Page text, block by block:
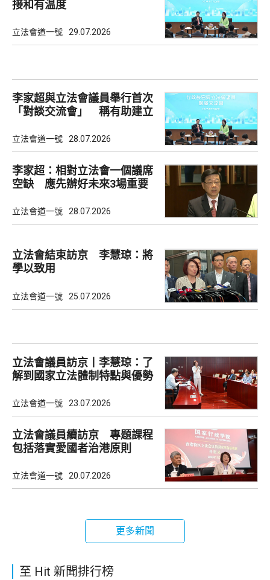
接和有温度
立法會道一號 29.07.2026
李家超與立法會議員舉行首次
「對談交流會」 稱有助建立
立法會道一號 28.07.2026
李家超：相對立法會一個議席
空缺 應先辦好未來3場重要
立法會道一號 28.07.2026
立法會結束訪京 李慧琼：將
學以致用
立法會道一號 25.07.2026
立法會議員訪京丨李慧琼：了
解到國家立法體制特點與優勢
立法會道一號 23.07.2026
立法會議員續訪京 專題課程
包括落實愛國者治港原則
立法會道一號 20.07.2026
更多新聞
至 Hit 新聞排行榜